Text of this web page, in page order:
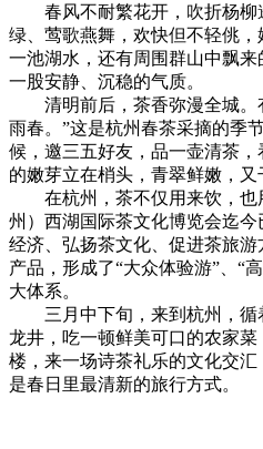
春风不耐繁花开，吹折杨柳
绿、莺歌燕舞，欢快但不轻佻
一池湖水，还有周围群山中飘
一股安静、沉稳的气质。
清明前后，茶香弥漫全城。
雨春。”这是杭州春茶采摘的季
候，邀三五好友，品一壶清茶
的嫩芽立在梢头，青翠鲜嫩，又
在杭州，茶不仅用来饮，也
州）西湖国际茶文化博览会迄
经济、弘扬茶文化、促进茶旅
产品，形成了“大众体验游”、“
大体系。
三月中下旬，来到杭州，循
龙井，吃一顿鲜美可口的农家
楼，来一场诗茶礼乐的文化交
是春日里最清新的旅行方式。